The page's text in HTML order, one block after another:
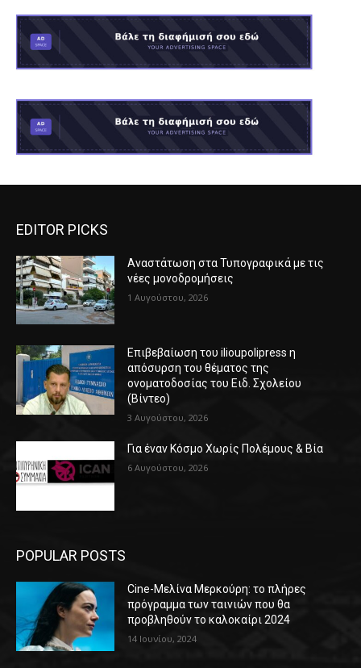
EDITOR PICKS
Αναστάτωση στα Τυπογραφικά με τις
νέες μονοδρομήσεις
1 Αυγούστου, 2026
Επιβεβαίωση του ilioupolipress η
απόσυρση του θέματος της
ονοματοδοσίας του Ειδ. Σχολείου
(Βίντεο)
3 Αυγούστου, 2026
Για έναν Κόσμο Χωρίς Πολέμους & Βία
6 Αυγούστου, 2026
POPULAR POSTS
Cine-Μελίνα Μερκούρη: το πλήρες
πρόγραμμα των ταινιών που θα
προβληθούν το καλοκαίρι 2024
14 Ιουνίου, 2024